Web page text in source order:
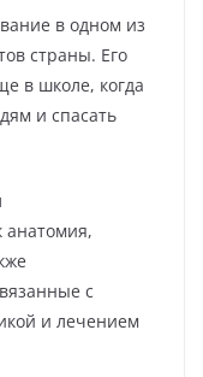
в одном из
страны. Его
в школе, когда
и спасать
анатомия,
с
и лечением